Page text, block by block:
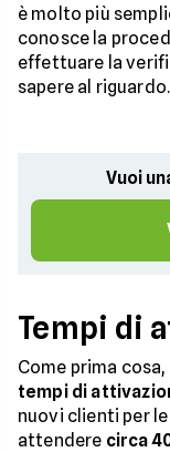
è molto più
conosce la
effettuare la
sapere al riguardo.
Vuoi
Tempi di
Come prima
tempi di
nuovi clienti per
attendere circa